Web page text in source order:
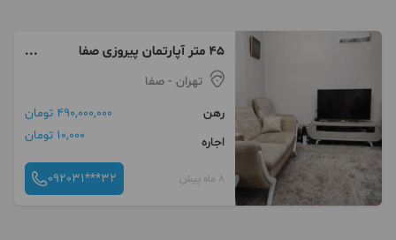
۴۵ متر آپارتمان پیروزی صفا
پارکینگ موتور شیک و تمییز
تهران - صفا
رهن
490,000,000 تومان
اجاره
10,000 تومان
8 ماه پیش 092031***32